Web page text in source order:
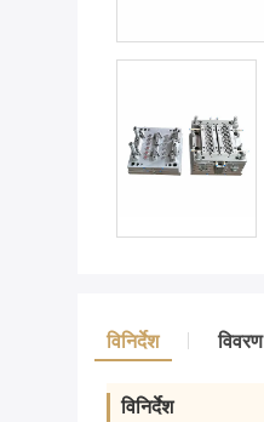
विनिर्देश विवरण
विनिर्देश